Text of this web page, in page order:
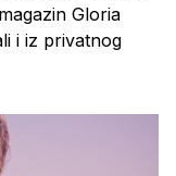
Gloria
i iz privatnog